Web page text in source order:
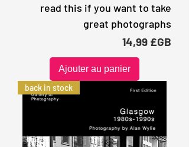
read this if you want to take
great photographs
Prix
14,99 £GB
Ajouter au panier
back in stock